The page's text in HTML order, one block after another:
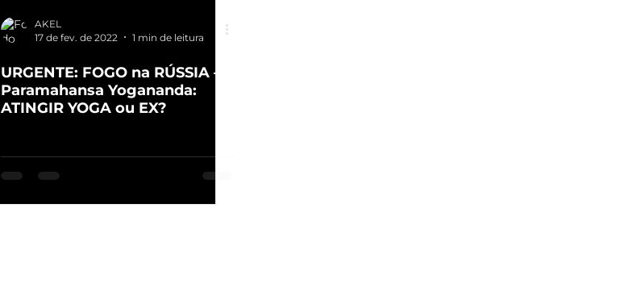
AKEL
17 de fev. de 2022
1 min de leitura
URGENTE: FOGO na RÚSSIA —
Paramahansa Yogananda:
ATINGIR YOGA ou EX?